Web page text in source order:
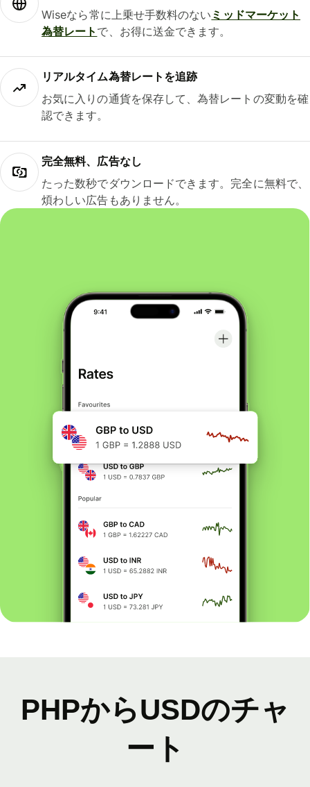
Wiseなら常に上乗せ手数料のない ミッドマーケット
為替レート で、お得に送金できます。
リアルタイム為替レートを追跡
お気に入りの通貨を保存して、為替レートの変動を確
認できます。
完全無料、広告なし
たった数秒でダウンロードできます。完全に無料で、
煩わしい広告もありません。
PHPからUSDのチャ
ート